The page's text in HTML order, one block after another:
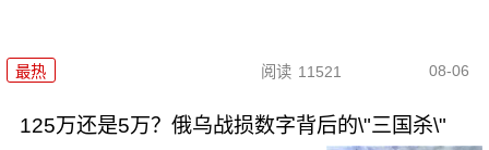
最热 阅读 11521 08-06
125万还是5万？俄乌战损数字背后的\"三国杀\"